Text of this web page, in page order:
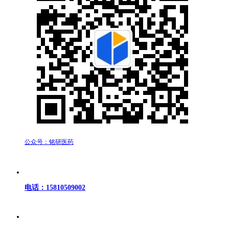
公众号：铭研医药
电话：15810509002